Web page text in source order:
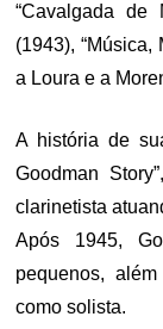
“Cavalgada de
(1943), “Música,
a Loura e a
A história de
Goodman
clarinetista
Após 1945,
pequenos,
como solista.